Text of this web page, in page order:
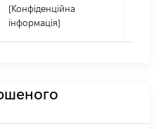
[Конфіденційна
інформація]